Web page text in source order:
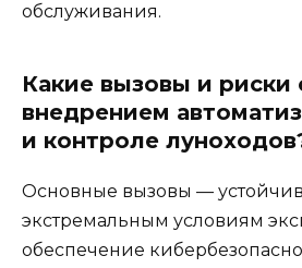
обслуживания.
Какие вызовы и риски
внедрением
и контроле
Основные вызовы —
экстремальным условиям
обеспечение